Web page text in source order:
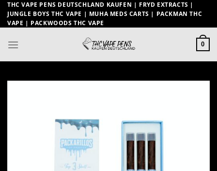
Zum
Inhalt
springen
THC VAPE PENS DEUTSCHLAND KAUFEN | FRYD EXTRACTS |
JUNGLE BOYS THC VAPE | MUHA MEDS CARTS | PACKMAN THC
VAPE | PACKWOODS THC VAPE
0